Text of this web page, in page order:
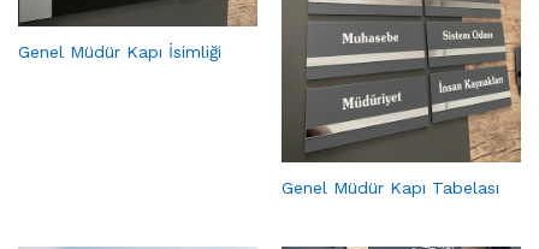
Genel Müdür Kapı İsimliği
Genel Müdür Kapı Tabelası